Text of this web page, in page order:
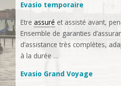
Evasio temporaire
Etreassuré et assisté avant,
Ensemble de garanties
d’assistance très complètes,
à la durée …
Evasio Grand Voyage